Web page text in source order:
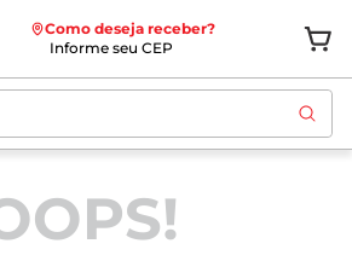
Como deseja receber?
Informe seu CEP